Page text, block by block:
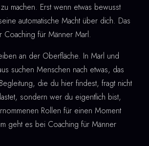
machen. Erst wenn etwas bewusst
automatische Macht über dich. Das
Coaching für Männer Marl.
an der Oberfläche. In Marl und
suchen Menschen nach etwas, das
die du hier findest, fragt nicht
sondern wer du eigentlich bist,
Rollen für einen Moment
geht es bei Coaching für Männer